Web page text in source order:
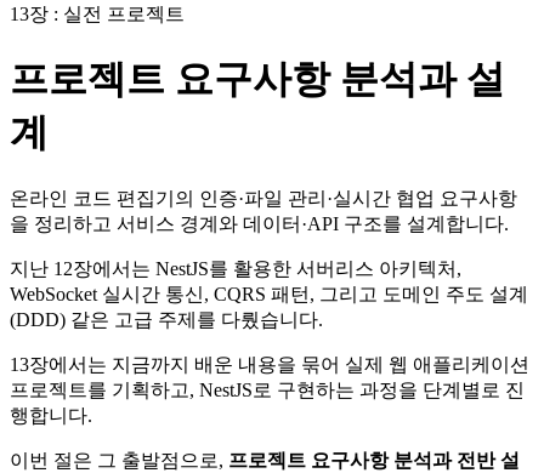
13장 : 실전 프로젝트
프로젝트 요구사항 분석과 설
계
온라인 코드 편집기의 인증·파일 관리·실시간 협업 요구사항
을 정리하고 서비스 경계와 데이터·API 구조를 설계합니다.
지난 12장에서는 NestJS를 활용한 서버리스 아키텍처,
WebSocket 실시간 통신, CQRS 패턴, 그리고 도메인 주도 설계
(DDD) 같은 고급 주제를 다뤘습니다.
13장에서는 지금까지 배운 내용을 묶어 실제 웹 애플리케이션
프로젝트를 기획하고, NestJS로 구현하는 과정을 단계별로 진
행합니다.
이번 절은 그 출발점으로, 프로젝트 요구사항 분석과 전반 설